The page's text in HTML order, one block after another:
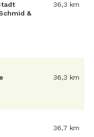
&
36,3 km
36,3 km
36,7 km